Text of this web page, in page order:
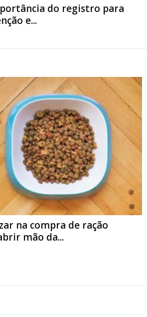
do registro para
e...
na compra de ração
mão da...